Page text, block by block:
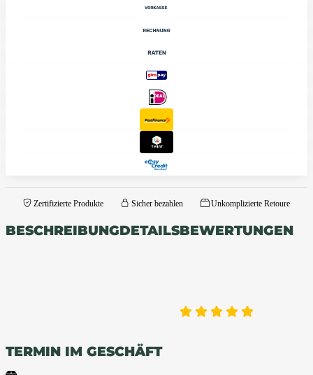
Zertifizierte Produkte Sicher bezahlen Unkomplizierte Retoure
BESCHREIBUNGDETAILSBEWERTUNGEN
TERMIN IM GESCHÄFT